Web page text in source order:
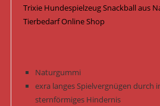
Trixie Hundespielzeug Snackball aus
Tierbedarf Online Shop
Naturgummi
exra langes Spielvergnügen durch
sternförmiges Hindernis